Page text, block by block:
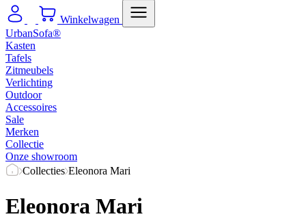
Winkelwagen
UrbanSofa®
Kasten
Tafels
Zitmeubels
Verlichting
Outdoor
Accessoires
Sale
Merken
Collectie
Onze showroom
Collecties Eleonora Mari
Eleonora Mari